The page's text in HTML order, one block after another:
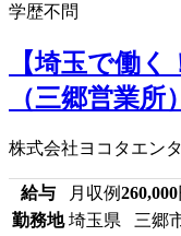
学歴不問
【埼玉で働
（三郷営業所）
株式会社ヨコタエン
給与 月収例260,000
勤務地 埼玉県 三郷